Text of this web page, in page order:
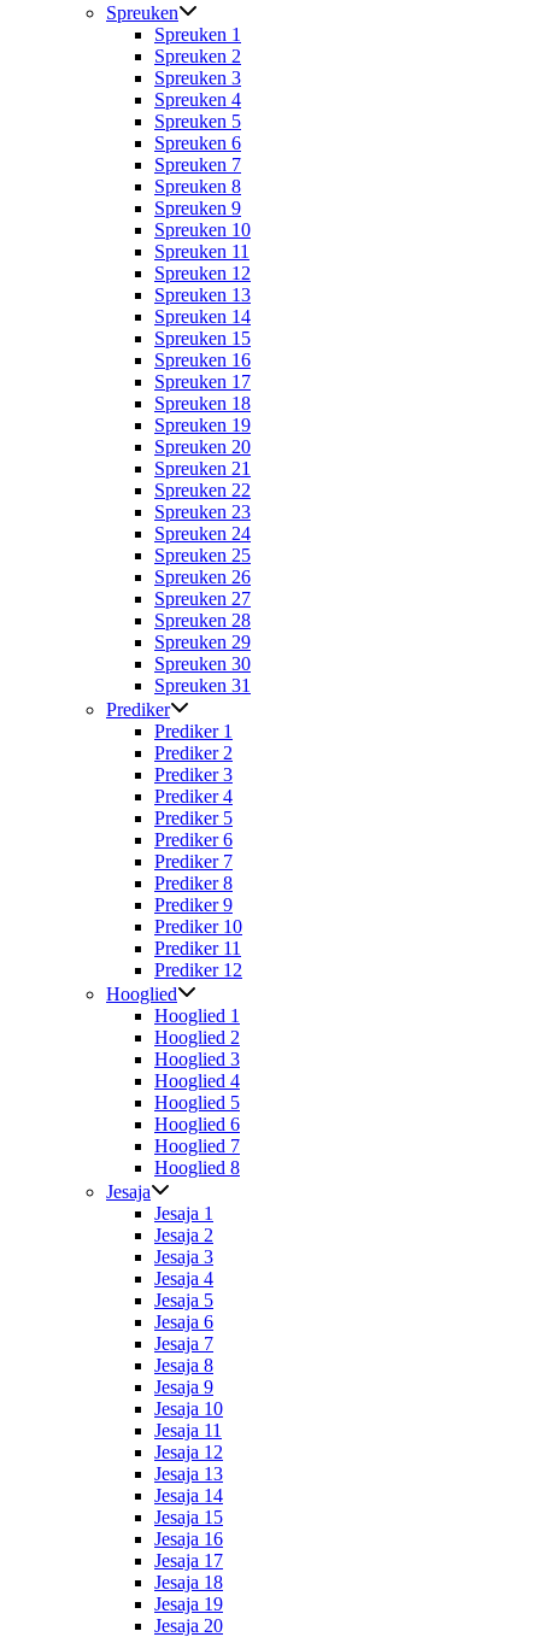
Spreuken
Spreuken 1
Spreuken 2
Spreuken 3
Spreuken 4
Spreuken 5
Spreuken 6
Spreuken 7
Spreuken 8
Spreuken 9
Spreuken 10
Spreuken 11
Spreuken 12
Spreuken 13
Spreuken 14
Spreuken 15
Spreuken 16
Spreuken 17
Spreuken 18
Spreuken 19
Spreuken 20
Spreuken 21
Spreuken 22
Spreuken 23
Spreuken 24
Spreuken 25
Spreuken 26
Spreuken 27
Spreuken 28
Spreuken 29
Spreuken 30
Spreuken 31
Prediker
Prediker 1
Prediker 2
Prediker 3
Prediker 4
Prediker 5
Prediker 6
Prediker 7
Prediker 8
Prediker 9
Prediker 10
Prediker 11
Prediker 12
Hooglied
Hooglied 1
Hooglied 2
Hooglied 3
Hooglied 4
Hooglied 5
Hooglied 6
Hooglied 7
Hooglied 8
Jesaja
Jesaja 1
Jesaja 2
Jesaja 3
Jesaja 4
Jesaja 5
Jesaja 6
Jesaja 7
Jesaja 8
Jesaja 9
Jesaja 10
Jesaja 11
Jesaja 12
Jesaja 13
Jesaja 14
Jesaja 15
Jesaja 16
Jesaja 17
Jesaja 18
Jesaja 19
Jesaja 20